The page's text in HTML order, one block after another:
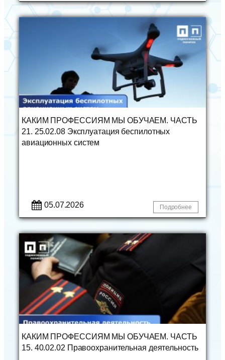
КАКИМ ПРОФЕССИЯМ МЫ ОБУЧАЕМ. ЧАСТЬ
21. 25.02.08 Эксплуатация беспилотных
авиационных систем
05.07.2026 Подробнее
КАКИМ ПРОФЕССИЯМ МЫ ОБУЧАЕМ. ЧАСТЬ
15. 40.02.02 Правоохранительная деятельность